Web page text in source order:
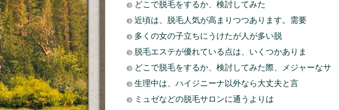
どこで脱毛をするか、検討してみた
近頃は、脱毛人気が高まりつつあります。需要
多くの女の子立ちにうけたが人が多い脱
脱毛エステが優れている点は、いくつかありま
どこで脱毛をするか、検討してみた際、メジャーなサ
生理中は、ハイジニーナ以外なら大丈夫と言
ミュゼなどの脱毛サロンに通うよりは